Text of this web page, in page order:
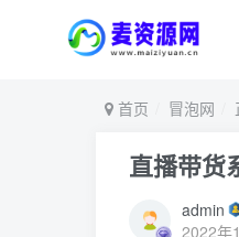
首页 冒泡网
直播带货
admin
2022年